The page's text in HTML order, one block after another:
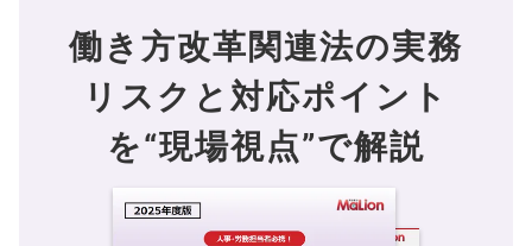
働き方改革関連法の実務
リスクと対応ポイント
を“現場視点”で解説